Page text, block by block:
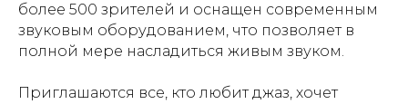
более 500 зрителей и оснащен современным
звуковым оборудованием, что позволяет в
полной мере насладиться живым звуком.
Приглашаются все, кто любит джаз, хочет